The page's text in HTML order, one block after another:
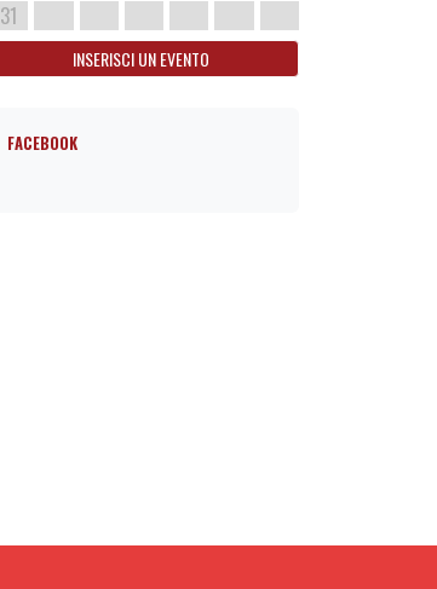
31
INSERISCI UN EVENTO
FACEBOOK